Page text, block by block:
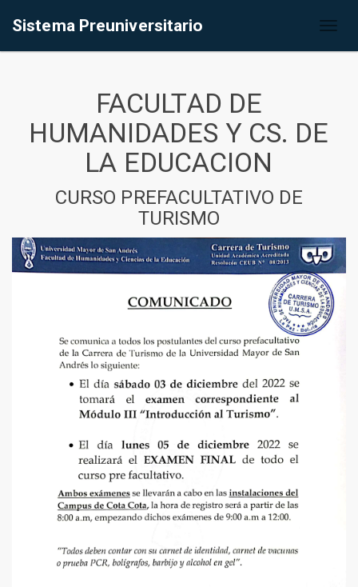
Sistema Preuniversitario
FACULTAD DE
HUMANIDADES Y CS. DE
LA EDUCACION
CURSO PREFACULTATIVO DE
TURISMO